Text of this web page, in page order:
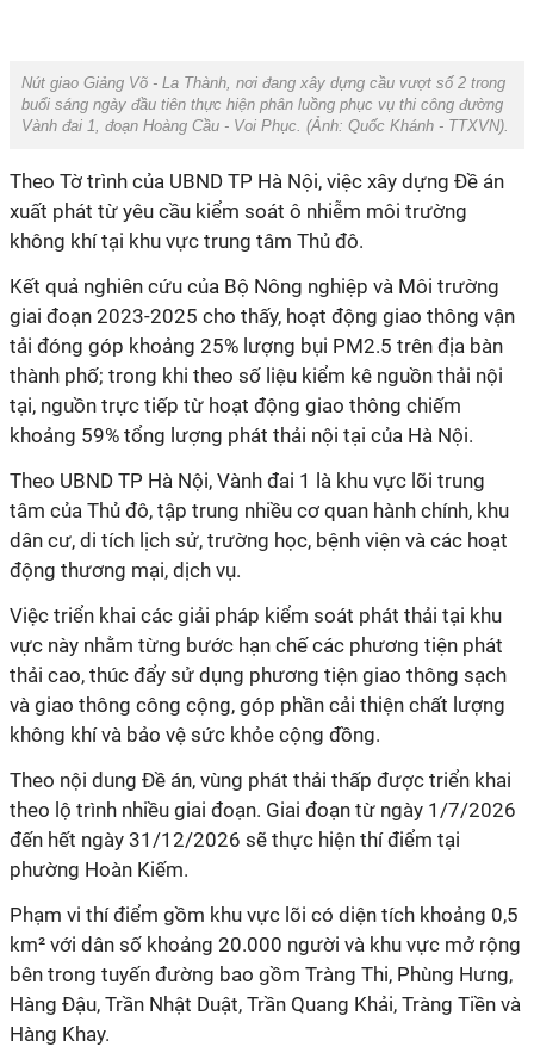
Nút giao Giảng Võ - La Thành, nơi đang xây dựng cầu vượt số 2 trong
buổi sáng ngày đầu tiên thực hiện phân luồng phục vụ thi công đường
Vành đai 1, đoạn Hoàng Cầu - Voi Phục. (Ảnh: Quốc Khánh - TTXVN).
Theo Tờ trình của UBND TP Hà Nội, việc xây dựng Đề án
xuất phát từ yêu cầu kiểm soát ô nhiễm môi trường
không khí tại khu vực trung tâm Thủ đô.
Kết quả nghiên cứu của Bộ Nông nghiệp và Môi trường
giai đoạn 2023-2025 cho thấy, hoạt động giao thông vận
tải đóng góp khoảng 25% lượng bụi PM2.5 trên địa bàn
thành phố; trong khi theo số liệu kiểm kê nguồn thải nội
tại, nguồn trực tiếp từ hoạt động giao thông chiếm
khoảng 59% tổng lượng phát thải nội tại của Hà Nội.
Theo UBND TP Hà Nội, Vành đai 1 là khu vực lõi trung
tâm của Thủ đô, tập trung nhiều cơ quan hành chính, khu
dân cư, di tích lịch sử, trường học, bệnh viện và các hoạt
động thương mại, dịch vụ.
Việc triển khai các giải pháp kiểm soát phát thải tại khu
vực này nhằm từng bước hạn chế các phương tiện phát
thải cao, thúc đẩy sử dụng phương tiện giao thông sạch
và giao thông công cộng, góp phần cải thiện chất lượng
không khí và bảo vệ sức khỏe cộng đồng.
Theo nội dung Đề án, vùng phát thải thấp được triển khai
theo lộ trình nhiều giai đoạn. Giai đoạn từ ngày 1/7/2026
đến hết ngày 31/12/2026 sẽ thực hiện thí điểm tại
phường Hoàn Kiếm.
Phạm vi thí điểm gồm khu vực lõi có diện tích khoảng 0,5
km² với dân số khoảng 20.000 người và khu vực mở rộng
bên trong tuyến đường bao gồm Tràng Thi, Phùng Hưng,
Hàng Đậu, Trần Nhật Duật, Trần Quang Khải, Tràng Tiền và
Hàng Khay.